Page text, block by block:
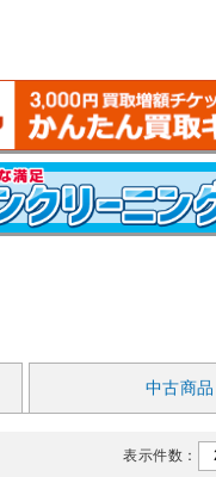
中古商品
表示件数：